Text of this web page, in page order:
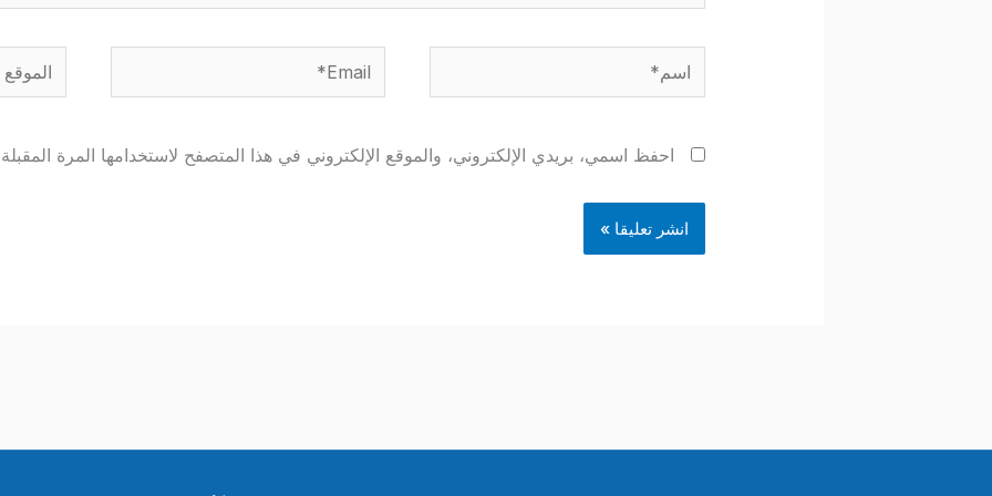
اسم* Email* الموقع
احفظ اسمي، بريدي الإلكتروني، والموقع الإلكتروني في هذا المتصفح لاستخدامها المرة